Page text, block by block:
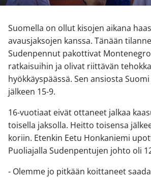
Suomella on ollut kisojen aikana
avausjaksojen kanssa. Tänään
Sudenpennut pakottivat
ratkaisuihin ja olivat riittävän
hyökkäyspäässä. Sen ansiosta
jälkeen 15-9.
16-vuotiaat eivät ottaneet jalkaa
toisella jaksolla. Heitto toisensa
koriin. Etenkin Eetu Honkaniemi
Puoliajalla Sudenpentujen johto oli
- Olemme jo pitkään koittaneet